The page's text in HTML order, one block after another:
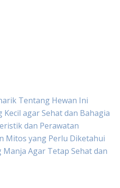
Tentang Hewan Ini
Kecil agar Sehat dan Bahagia
dan Perawatan
Mitos yang Perlu Diketahui
Manja Agar Tetap Sehat dan